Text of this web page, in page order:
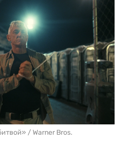
/ Warner Bros.